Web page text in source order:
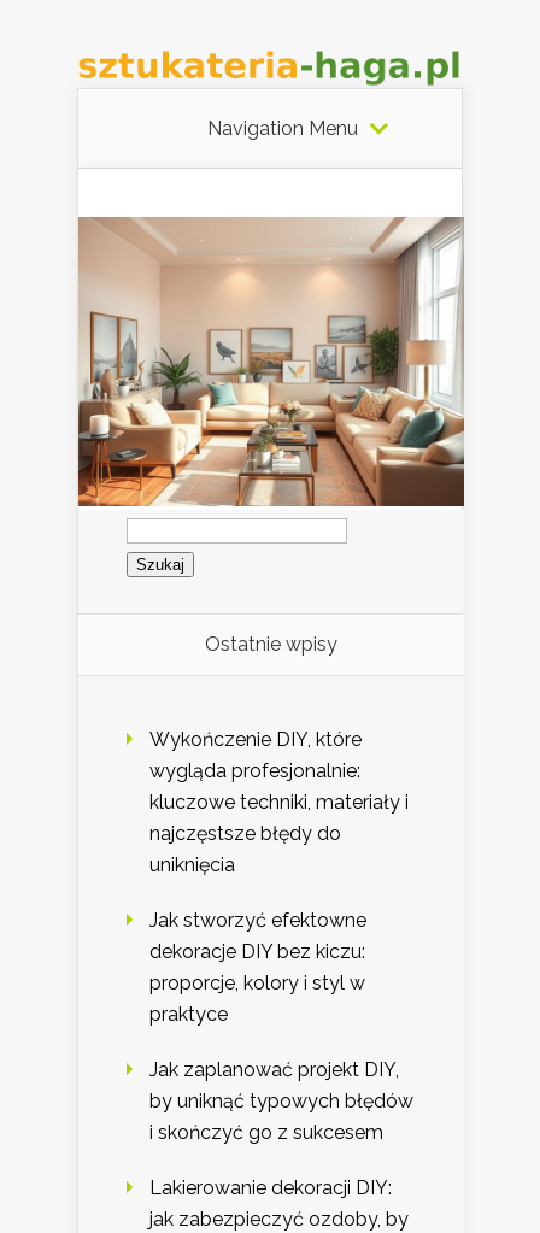
Navigation Menu
Szukaj:
Ostatnie wpisy
Wykończenie DIY, które
wygląda profesjonalnie:
kluczowe techniki, materiały i
najczęstsze błędy do
uniknięcia
Jak stworzyć efektowne
dekoracje DIY bez kiczu:
proporcje, kolory i styl w
praktyce
Jak zaplanować projekt DIY,
by uniknąć typowych błędów
i skończyć go z sukcesem
Lakierowanie dekoracji DIY:
jak zabezpieczyć ozdoby, by